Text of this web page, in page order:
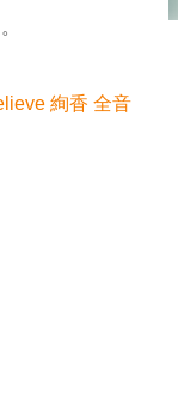
絢香 全音